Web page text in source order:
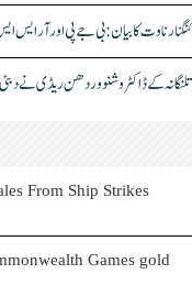
کنگنا رناوت کا بیان: بی جے پی اور آر
تلنگانہ کے ڈاکٹر وشنو وردھن ریڈی نے
From Ship Strikes
Games gold